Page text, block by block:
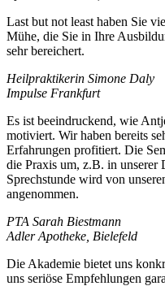
Last but not least haben Sie
Mühe, die Sie in Ihre
sehr bereichert.
Heilpraktikerin Simone Daly
Impulse Frankfurt
Es ist beeindruckend, wie
motiviert. Wir haben bereits
Erfahrungen profitiert. Die
die Praxis um, z.B. in unserer
Sprechstunde wird von
angenommen.
PTA Sarah Biestmann
Adler Apotheke, Bielefeld
Die Akademie bietet uns
uns seriöse Empfehlungen